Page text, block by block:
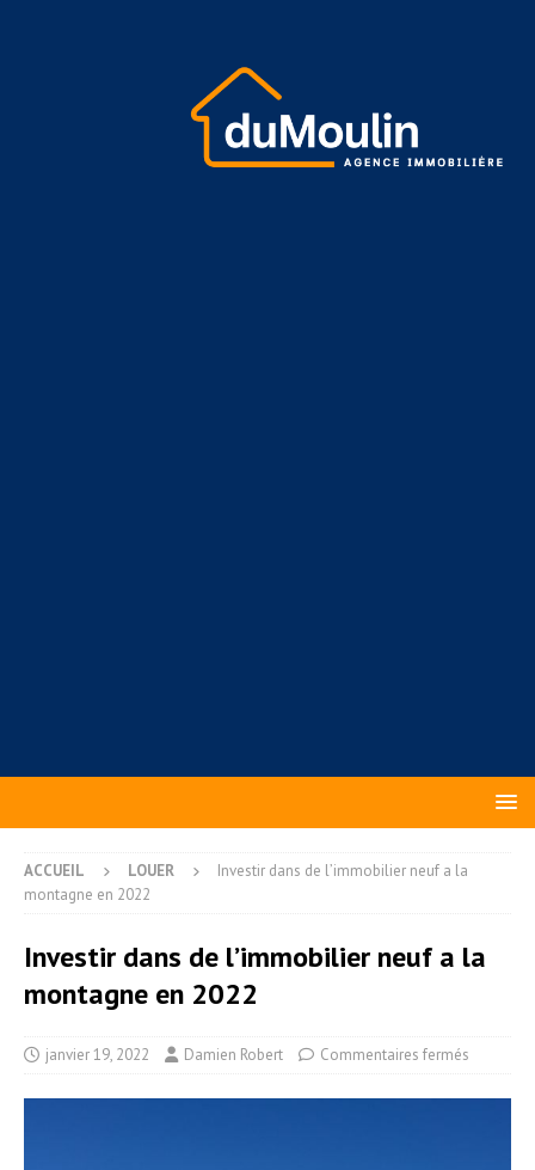
ACCUEIL LOUER
Investir dans de l’immobilier neuf a la
montagne en 2022
Investir dans de l’immobilier neuf a la
montagne en 2022
janvier 19, 2022 Damien Robert Commentaires fermés